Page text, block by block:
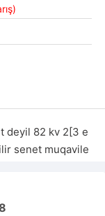
deyil 82 kv 2[3 e
senet muqavile